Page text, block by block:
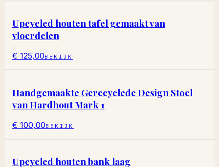
Upcycled houten tafel gemaakt van
vloerdelen
€ 125,00BEKIJK
Handgemaakte Gerecyclede Design Stoel
van Hardhout Mark 1
€ 100,00BEKIJK
Upcycled houten bank laag